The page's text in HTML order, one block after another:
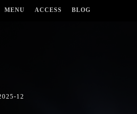
MENU ACCESS BLOG
12